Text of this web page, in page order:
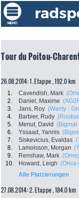
Tour du Poitou-
26.08.2014: 1. Etappe , 192.0 km
1. Cavendish, Mark
2.
Daniel, Maxime
3.
Jans, Roy (Wanty -
4.
Barbier, Rudy
5.
Menut, David (Bigmat
6.
Yssaad, Yannis
7.
Siskevicius, Evaldas
8.
Lamoisson, Morgan
9.
Renshaw, Mark
10.
Howard, Leigh (Orica
Alle Platzierungen
27.08.2014: 2. Etappe , 184.0 km